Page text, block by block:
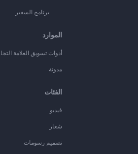
برنامج السفير
الموارد
أدوات تسويق العلامة
مدونة
الفئات
فيديو
شعار
تصميم رسومات